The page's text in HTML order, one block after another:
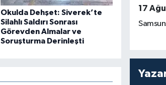
Okulda Dehşet: Siverek’te
Silahlı Saldırı Sonrası
Görevden Almalar ve
Soruşturma Derinleşti
17